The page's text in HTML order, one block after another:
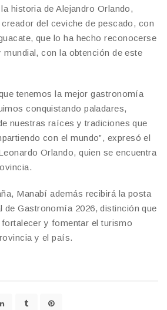
historia de Alejandro Orlando,
del ceviche de pescado, con
que lo ha hecho reconocerse
mundial, con la obtención de este
tenemos la mejor gastronomía
conquistando paladares,
nuestras raíces y tradiciones que
con el mundo”, expresó el
Orlando, quien se encuentra
Manabí además recibirá la posta
de Gastronomía 2026, distinción que
y fomentar el turismo
y el país.